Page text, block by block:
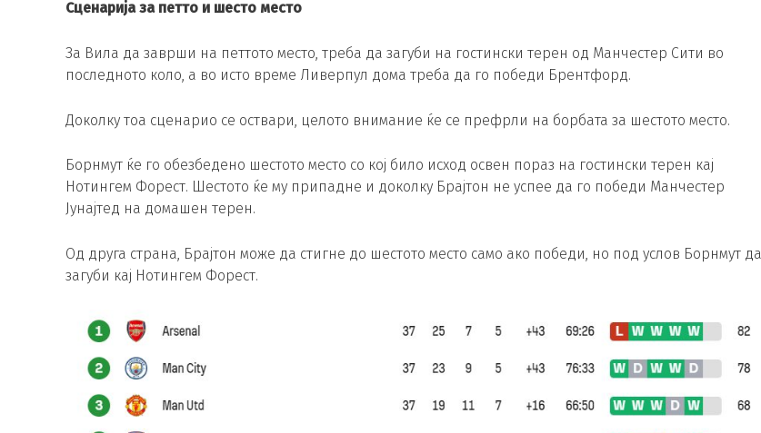
Сценарија за петто и шесто место
За Вила да заврши на петтото место, треба да загуби на гостински терен од Манчестер Сити во
последното коло, а во исто време Ливерпул дома треба да го победи Брентфорд.
Доколку тоа сценарио се оствари, целото внимание ќе се префрли на борбата за шестото место.
Борнмут ќе го обезбедено шестото место со кој било исход освен пораз на гостински терен кај
Нотингем Форест. Шестото ќе му припадне и доколку Брајтон не успее да го победи Манчестер
Јунајтед на домашен терен.
Од друга страна, Брајтон може да стигне до шестото место само ако победи, но под услов Борнмут да
загуби кај Нотингем Форест.